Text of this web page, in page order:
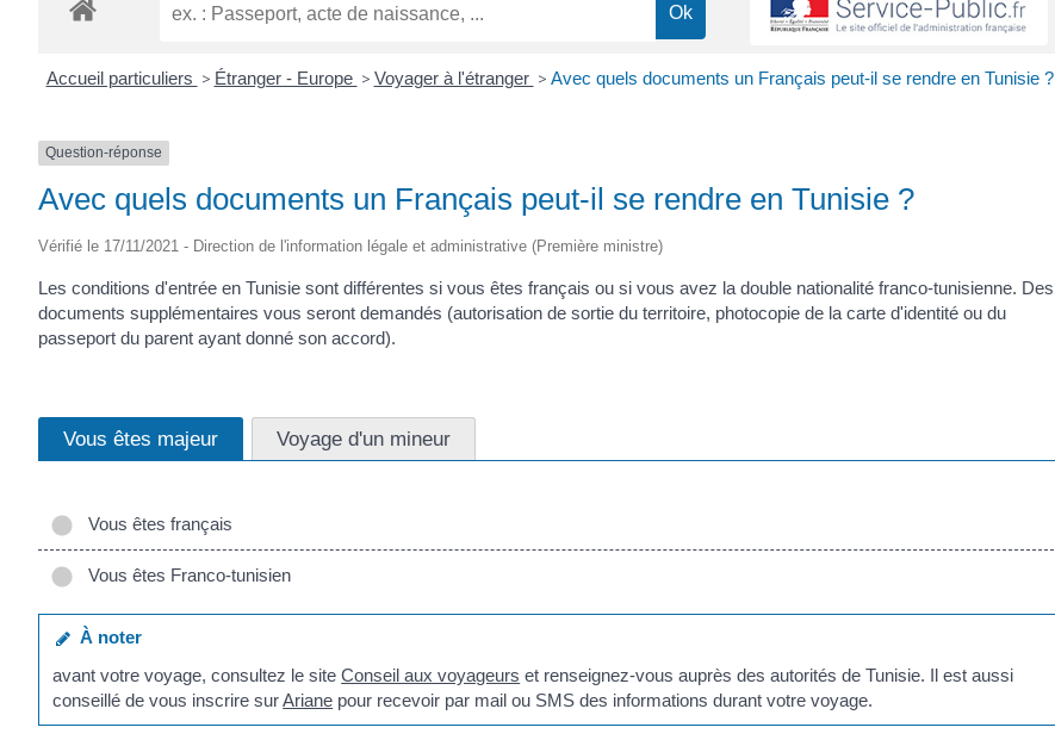
Accueil particuliers > Étranger - Europe > Voyager à l'étranger > Avec quels documents un Français peut-il se rendre en Tunisie ?
Question-réponse
Avec quels documents un Français peut-il se rendre en Tunisie ?
Vérifié le 17/11/2021 - Direction de l'information légale et administrative (Première ministre)
Les conditions d'entrée en Tunisie sont différentes si vous êtes français ou si vous avez la double nationalité franco-tunisienne. Des
documents supplémentaires vous seront demandés (autorisation de sortie du territoire, photocopie de la carte d'identité ou du
passeport du parent ayant donné son accord).
Vous êtes majeur Voyage d'un mineur
Vous êtes français
Vous êtes Franco-tunisien
À noter
avant votre voyage, consultez le siteConseil aux voyageurs et renseignez-vous auprès des autorités de Tunisie. Il est aussi
conseillé de vous inscrire surAriane pour recevoir par mail ou SMS des informations durant votre voyage.